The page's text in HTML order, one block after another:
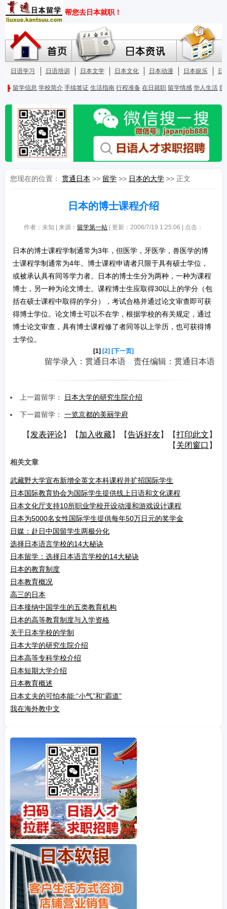
您现在的位置： 贯通日本 >> 留学 >> 日本的大学 >> 正文
日本的博士课程介绍
作者：未知 | 来源： 留学第一站 | 更新：2006/7/19 1:25:06 | 点击：
日本的博士课程学制通常为3年，但医学，牙医学，兽医学的博
士课程学制通常为4年。博士课程申请者只限于具有硕士学位，
或被承认具有同等学力者。日本的博士生分为两种，一种为课程
博士，另一种为论文博士。课程博士生应取得30以上的学分（包
括在硕士课程中取得的学分），考试合格并通过论文审查即可获
得博士学位。论文博士可以不在学，根据学校的有关规定，通过
博士论文审查，具有博士课程修了者同等以上学历，也可获得博
士学位。
[1] [2] [下一页]
留学录入：贯通日本语 责任编辑：贯通日本语
上一篇留学： 日本大学的研究生院介绍
下一篇留学： 一览京都的美丽学府
【 发表评论】【 加入收藏】【告诉好友】【打印此文 】
【 关闭窗口 】
相关文章
武藏野大学宣布新增全英文本科课程并扩招国际学生
日本国际教育协会为国际学生提供线上日语和文化课程
日本文化厅支持10所职业学校开设动漫和游戏设计课程
日本为5000名女性国际学生提供每年50万日元的奖学金
日媒：赴日中国留学生两极分化
选择日本语言学校的14大秘诀
日本留学：选择日本语言学校的14大秘诀
日本的教育制度
日本教育概况
高三的日本
日本接纳中国学生的五类教育机构
日本的高等教育制度与入学资格
关于日本学校的学制
日本大学的研究生院介绍
日本高等专科学校介绍
日本短期大学介绍
日本教育概述
日本丈夫的可怕本能:“小气”和“霸道”
我在海外教中文